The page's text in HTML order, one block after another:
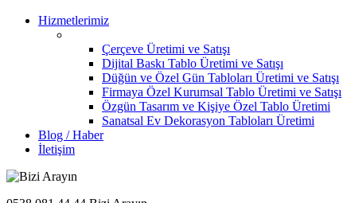
Hizmetlerimiz
Çerçeve Üretimi ve Satışı
Dijital Baskı Tablo Üretimi ve Satışı
Düğün ve Özel Gün Tabloları Üretimi ve Satışı
Firmaya Özel Kurumsal Tablo Üretimi ve Satışı
Özgün Tasarım ve Kişiye Özel Tablo Üretimi
Sanatsal Ev Dekorasyon Tabloları Üretimi
Blog / Haber
İletişim